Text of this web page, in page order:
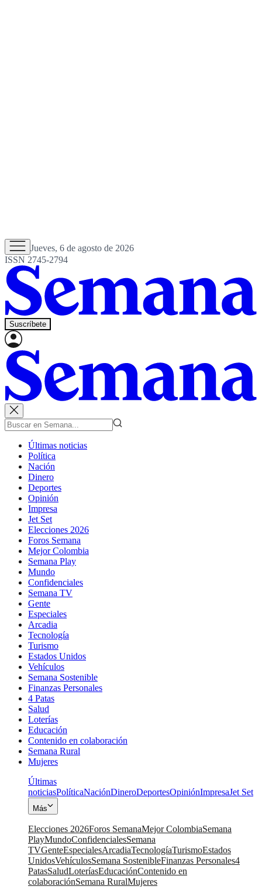
Jueves, 6 de agosto de 2026
ISSN 2745-2794
Suscríbete
Últimas noticias
Política
Nación
Dinero
Deportes
Opinión
Impresa
Jet Set
Elecciones 2026
Foros Semana
Mejor Colombia
Semana Play
Mundo
Confidenciales
Semana TV
Gente
Especiales
Arcadia
Tecnología
Turismo
Estados Unidos
Vehículos
Semana Sostenible
Finanzas Personales
4 Patas
Salud
Loterías
Educación
Contenido en colaboración
Semana Rural
Mujeres
Últimas
noticiasPolíticaNaciónDineroDeportesOpiniónImpresaJet Set
Más
Elecciones 2026Foros SemanaMejor ColombiaSemana
PlayMundoConfidencialesSemana
TVGenteEspecialesArcadiaTecnologíaTurismoEstados
UnidosVehículosSemana SostenibleFinanzas Personales4
PatasSaludLoteríasEducaciónContenido en
colaboraciónSemana RuralMujeres